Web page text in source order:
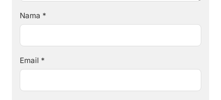
Nama *
Email *